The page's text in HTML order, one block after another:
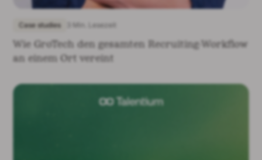
Case studies 3 Min. Lesezeit
Wie GroTech den gesamten Recruiting-Workflow
an einem Ort vereint